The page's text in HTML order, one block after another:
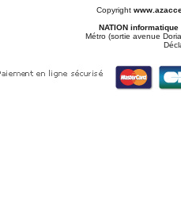
Copyright
NATION informatique
Métro (sortie avenue